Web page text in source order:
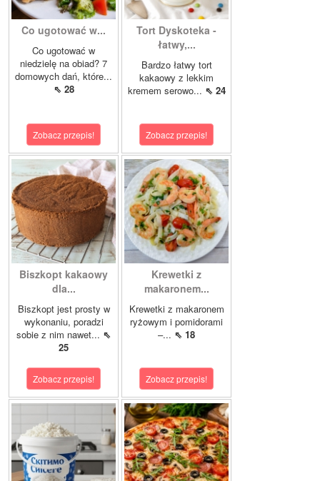
Co ugotować w...
Co ugotować w
niedzielę na obiad? 7
domowych dań, które...
⇖ 28
Zobacz przepis!
Tort Dyskoteka -
łatwy,...
Bardzo łatwy tort
kakaowy z lekkim
kremem serowo... ⇖ 24
Zobacz przepis!
Biszkopt kakaowy
dla...
Biszkopt jest prosty w
wykonaniu, poradzi
sobie z nim nawet... ⇖
25
Zobacz przepis!
Krewetki z
makaronem...
Krewetki z makaronem
ryżowym i pomidorami
–... ⇖ 18
Zobacz przepis!